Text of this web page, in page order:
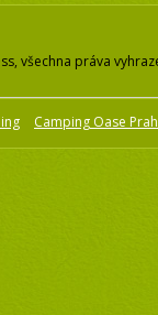
všechna práva
Camping Oase